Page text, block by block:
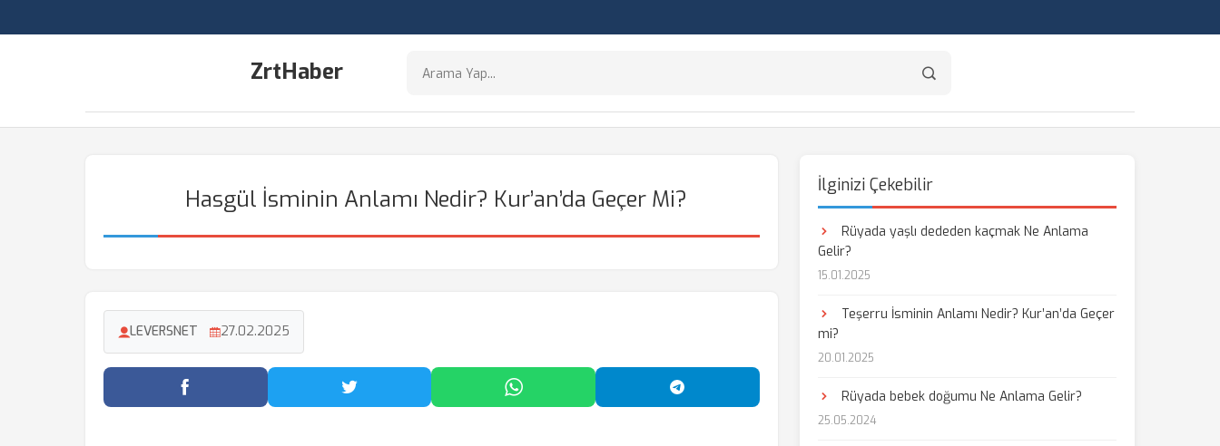
ZrtHaber
Hasgül İsminin Anlamı Nedir? Kur’an’da Geçer Mi?
LEVERSNET 27.02.2025
Facebook'ta Paylaş Twitter'da Paylaş WhatsApp'ta Paylaş Telegram'da Paylaş
İlginizi Çekebilir
Rüyada yaşlı dededen kaçmak Ne Anlama
Gelir?
15.01.2025
Teşerru İsminin Anlamı Nedir? Kur’an’da Geçer
mi?
20.01.2025
Rüyada bebek doğumu Ne Anlama Gelir?
25.05.2024